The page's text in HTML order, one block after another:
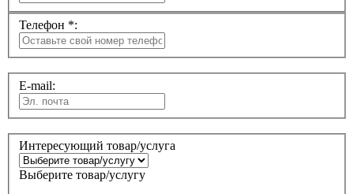
Телефон *:
E-mail:
Интересующий товар/услуга
Выберите товар/услугу